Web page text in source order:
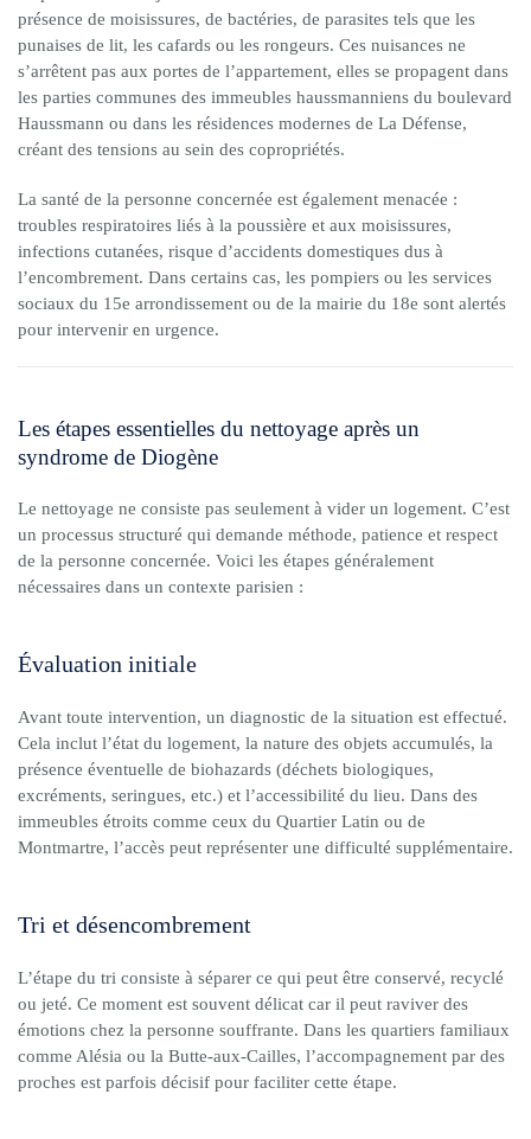
présence de moisissures, de bactéries, de parasites tels que les
punaises de lit, les cafards ou les rongeurs. Ces nuisances ne
s’arrêtent pas aux portes de l’appartement, elles se propagent dans
les parties communes des immeubles haussmanniens du boulevard
Haussmann ou dans les résidences modernes de La Défense,
créant des tensions au sein des copropriétés.
La santé de la personne concernée est également menacée :
troubles respiratoires liés à la poussière et aux moisissures,
infections cutanées, risque d’accidents domestiques dus à
l’encombrement. Dans certains cas, les pompiers ou les services
sociaux du 15e arrondissement ou de la mairie du 18e sont alertés
pour intervenir en urgence.
Les étapes essentielles du nettoyage après un
syndrome de Diogène
Le nettoyage ne consiste pas seulement à vider un logement. C’est
un processus structuré qui demande méthode, patience et respect
de la personne concernée. Voici les étapes généralement
nécessaires dans un contexte parisien :
Évaluation initiale
Avant toute intervention, un diagnostic de la situation est effectué.
Cela inclut l’état du logement, la nature des objets accumulés, la
présence éventuelle de biohazards (déchets biologiques,
excréments, seringues, etc.) et l’accessibilité du lieu. Dans des
immeubles étroits comme ceux du Quartier Latin ou de
Montmartre, l’accès peut représenter une difficulté supplémentaire.
Tri et désencombrement
L’étape du tri consiste à séparer ce qui peut être conservé, recyclé
ou jeté. Ce moment est souvent délicat car il peut raviver des
émotions chez la personne souffrante. Dans les quartiers familiaux
comme Alésia ou la Butte-aux-Cailles, l’accompagnement par des
proches est parfois décisif pour faciliter cette étape.